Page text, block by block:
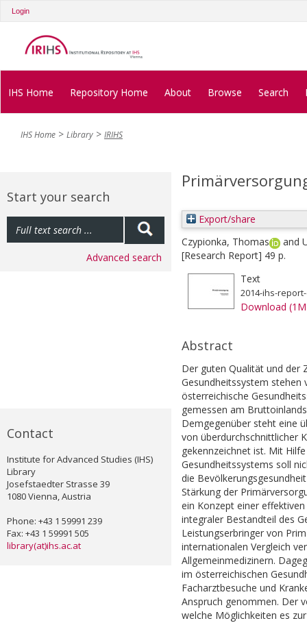
Login
IHS Home Repository Home About Browse Search
IHS Home Library IRIHS
Start your search
Advanced search
Contact
Institute for Advanced Studies (IHS)
Library
Josefstaedter Strasse 39
1080 Vienna, Austria
Phone: +43 1 59991 239
Fax: +43 1 59991 505
library(at)ihs.ac.at
Export/share
Czypionka, Thomas
and
[Research Report] 49 p.
Text
2014-ihs-
Download
Abstract
Der guten Qualität und der
Gesundheitssystem stehen
österreichische
gemessen am
Demgegenüber steht eine
von überdurchschnittlicher
gekennzeichnet ist. Mit
Gesundheitssystems soll
die
Stärkung der
ein Konzept einer
integraler Bestandteil des
Leistungserbringer von
internationalen Vergleich
Allgemeinmedizinern.
im österreichischen
Facharztbesuche und
Anspruch genommen. Der
welche Möglichkeiten es